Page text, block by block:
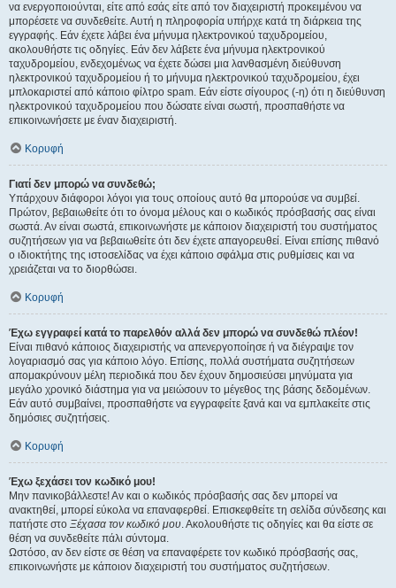
να ενεργοποιούνται, είτε από εσάς είτε από τον διαχειριστή προκειμένου να
μπορέσετε να συνδεθείτε. Αυτή η πληροφορία υπήρχε κατά τη διάρκεια της
εγγραφής. Εάν έχετε λάβει ένα μήνυμα ηλεκτρονικού ταχυδρομείου,
ακολουθήστε τις οδηγίες. Εάν δεν λάβετε ένα μήνυμα ηλεκτρονικού
ταχυδρομείου, ενδεχομένως να έχετε δώσει μια λανθασμένη διεύθυνση
ηλεκτρονικού ταχυδρομείου ή το μήνυμα ηλεκτρονικού ταχυδρομείου, έχει
μπλοκαριστεί από κάποιο φίλτρο spam. Εάν είστε σίγουρος (-η) ότι η διεύθυνση
ηλεκτρονικού ταχυδρομείου που δώσατε είναι σωστή, προσπαθήστε να
επικοινωνήσετε με έναν διαχειριστή.
Κορυφή
Γιατί δεν μπορώ να συνδεθώ;
Υπάρχουν διάφοροι λόγοι για τους οποίους αυτό θα μπορούσε να συμβεί.
Πρώτον, βεβαιωθείτε ότι το όνομα μέλους και ο κωδικός πρόσβασής σας είναι
σωστά. Αν είναι σωστά, επικοινωνήστε με κάποιον διαχειριστή του συστήματος
συζητήσεων για να βεβαιωθείτε ότι δεν έχετε απαγορευθεί. Είναι επίσης πιθανό
ο ιδιοκτήτης της ιστοσελίδας να έχει κάποιο σφάλμα στις ρυθμίσεις και να
χρειάζεται να το διορθώσει.
Κορυφή
Έχω εγγραφεί κατά το παρελθόν αλλά δεν μπορώ να συνδεθώ πλέον!
Είναι πιθανό κάποιος διαχειριστής να απενεργοποίησε ή να διέγραψε τον
λογαριασμό σας για κάποιο λόγο. Επίσης, πολλά συστήματα συζητήσεων
απομακρύνουν μέλη περιοδικά που δεν έχουν δημοσιεύσει μηνύματα για
μεγάλο χρονικό διάστημα για να μειώσουν το μέγεθος της βάσης δεδομένων.
Εάν αυτό συμβαίνει, προσπαθήστε να εγγραφείτε ξανά και να εμπλακείτε στις
δημόσιες συζητήσεις.
Κορυφή
Έχω ξεχάσει τον κωδικό μου!
Μην πανικοβάλλεστε! Αν και ο κωδικός πρόσβασής σας δεν μπορεί να
ανακτηθεί, μπορεί εύκολα να επαναφερθεί. Επισκεφθείτε τη σελίδα σύνδεσης και
πατήστε στο Ξέχασα τον κωδικό μου. Ακολουθήστε τις οδηγίες και θα είστε σε
θέση να συνδεθείτε πάλι σύντομα.
Ωστόσο, αν δεν είστε σε θέση να επαναφέρετε τον κωδικό πρόσβασής σας,
επικοινωνήστε με κάποιον διαχειριστή του συστήματος συζητήσεων.